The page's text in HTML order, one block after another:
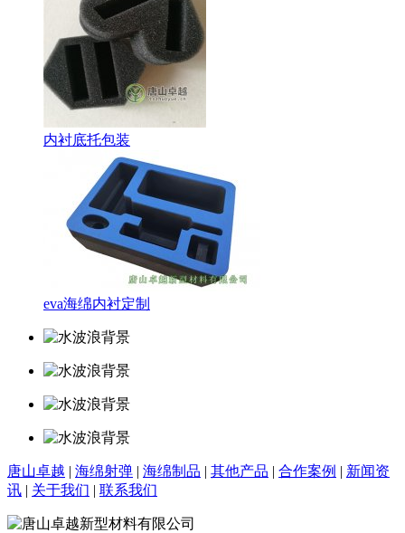
内衬底托包装
eva海绵内衬定制
唐山卓越 | 海绵射弹 | 海绵制品 | 其他产品 | 合作案例 | 新闻资
讯 | 关于我们 | 联系我们